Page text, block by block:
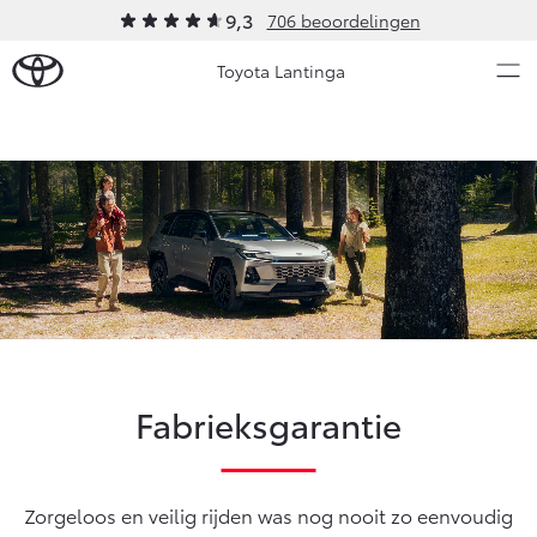
9,3 706 beoordelingen
Toyota Lantinga
Ons bedrijf
Ons bedrijf
Contact en Route
Modellen
Aygo X
HYBRIDE
Yaris
HYBRIDE
Occasions
Diensten
Fabrieksgarantie
Zorgeloos en veilig rijden was nog nooit zo eenvoudig